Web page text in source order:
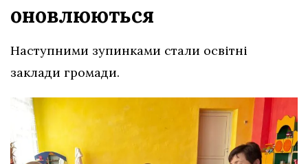
оновлюються
Наступними зупинками стали освітні
заклади громади.